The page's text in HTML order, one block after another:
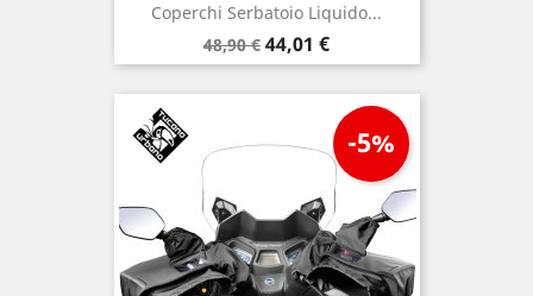
Coperchi Serbatoio Liquido...
Prezzo
base
48,90 € Prezzo
44,01 €
-5%